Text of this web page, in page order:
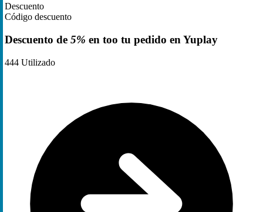
Descuento
Código descuento
Descuento de 5% en too tu pedido en Yuplay
444 Utilizado